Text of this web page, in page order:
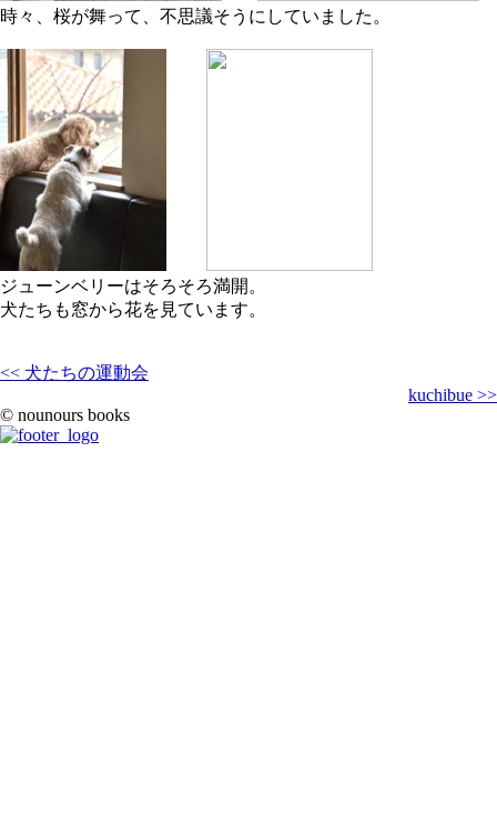
時々、桜が舞って、不思議そうにしていました。
ジューンベリーはそろそろ満開。
犬たちも窓から花を見ています。
<< 犬たちの運動会
kuchibue >>
© nounours books